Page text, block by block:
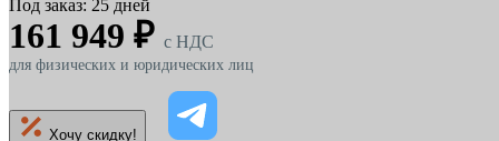
Под заказ: 25 дней
161 949 ₽ c НДС
для физических и юридических лиц
Хочу скидку!